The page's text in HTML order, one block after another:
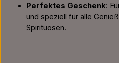
Perfektes Geschenk:
und speziell für alle
Spirituosen.